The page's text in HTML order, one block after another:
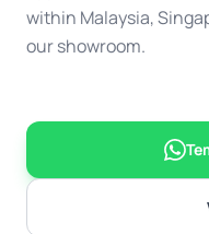
within Malaysia,
our showroom.